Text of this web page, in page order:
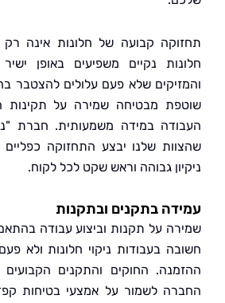
קבועה של חלונות אינה רק עניין
נקיים משפיעים באופן ישיר על
שלא פעם עלולים להצטבר בהם עם
מבטיחה שמירה על תקינות החלונות
במידה משמעותית. חברת "ניקיון
שלנו יבצע התחזוקה כפליים כדי
גבוהה וראש שקט לכל לקוח.
בתקנים ובתקנות
על תקנות וביצוע עבודה בהתאם
בעבודות ניקוי חלונות ולא פעם מהווה
החוקים והתקנים הקבועים בתחום
לשמור על אמצעי בטיחות קפדניים